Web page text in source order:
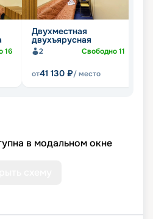
16
Двухместная
двухъярусная
2 Свободно11
от41 130 ₽/ место
в модальном окне